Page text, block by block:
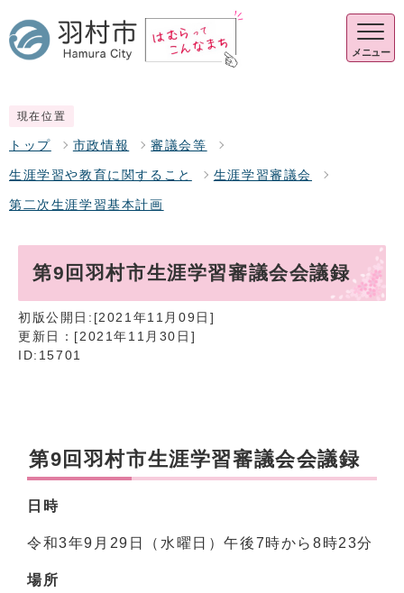
メニュー
現在位置
トップ 市政情報 審議会等
生涯学習や教育に関すること 生涯学習審議会
第二次生涯学習基本計画
第9回羽村市生涯学習審議会会議録
初版公開日:[2021年11月09日]
更新日：[2021年11月30日]
ID:15701
第9回羽村市生涯学習審議会会議録
日時
令和3年9月29日（水曜日）午後7時から8時23分
場所